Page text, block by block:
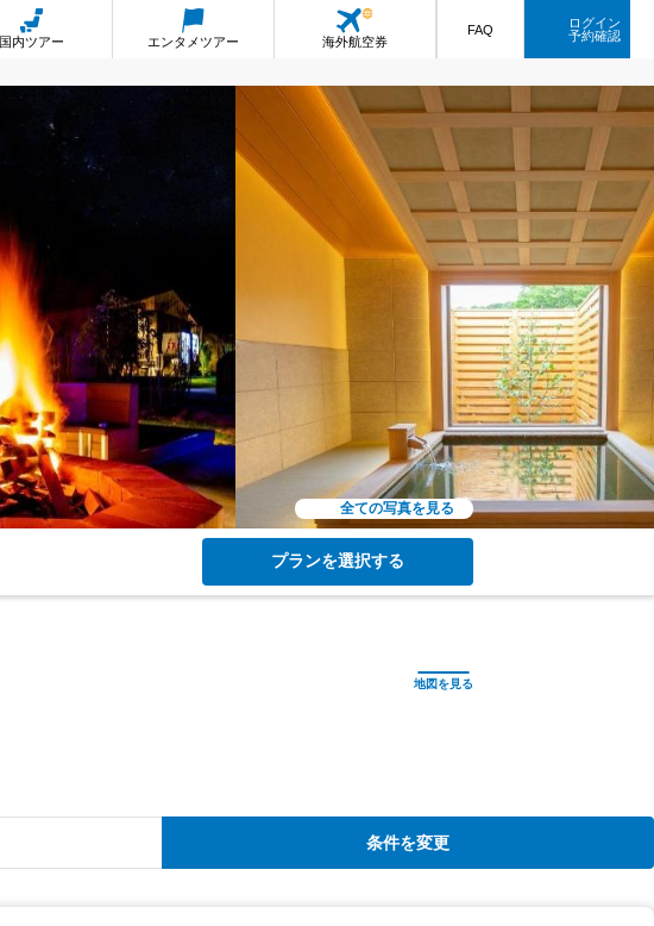
国内ツアー エンタメツアー 海外航空券
FAQ
ログイン
予約確認
全ての写真を見る
プランを選択する
条件を変更